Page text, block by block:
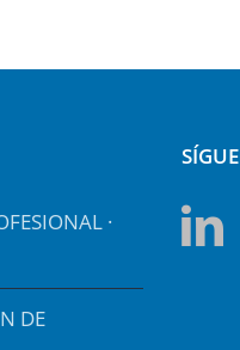
·
DE